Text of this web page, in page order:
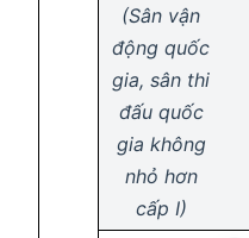
(Sân vận
động quốc
gia, sân thi
đấu quốc
gia không
nhỏ hơn
cấp I)